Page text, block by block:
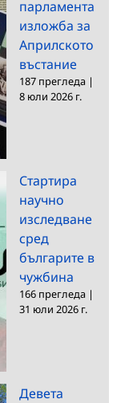
парламента
изложба за
Априлското
въстание
187 прегледа |
8 юли 2026 г.
Стартира
научно
изследване
сред
българите в
чужбина
166 прегледа |
31 юли 2026 г.
Девета